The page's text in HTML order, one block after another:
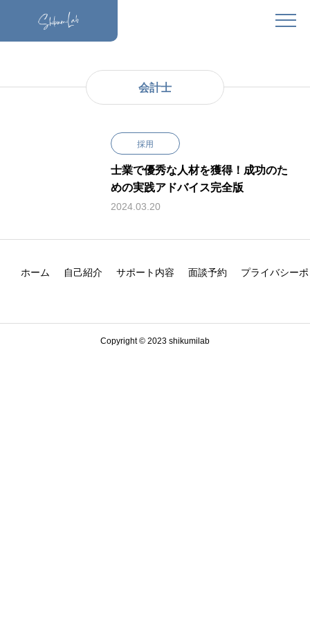
会計士
採用
士業で優秀な人材を獲得！成功のた
めの実践アドバイス完全版
2024.03.20
ホーム 自己紹介 サポート内容 面談予約 プライバシー
Copyright © 2023 shikumilab